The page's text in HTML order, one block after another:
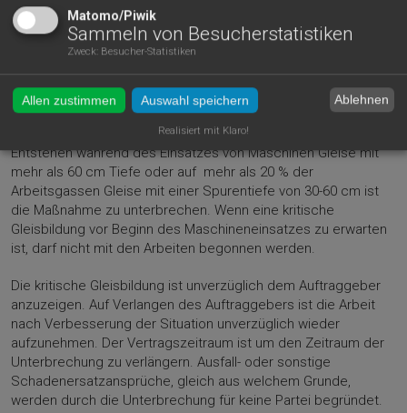
berechtigt, die Arbeiten aufgrund widriger
Witterungsverhältnisse zu unterbrechen, um Schäden im
Bestand und auf den Wegen zu vermeiden. Besonderes
Augenmerk ist auf den dauerhaften Erhalt der
forsttechnischen Befahrbarkeit des Feinerschließungsnetzes
zu legen.
Entstehen während des Einsatzes von Maschinen Gleise mit
mehr als 60 cm Tiefe oder auf mehr als 20 % der
Arbeitsgassen Gleise mit einer Spurentiefe von 30-60 cm ist
die Maßnahme zu unterbrechen. Wenn eine kritische
Gleisbildung vor Beginn des Maschineneinsatzes zu erwarten
ist, darf nicht mit den Arbeiten begonnen werden.
Die kritische Gleisbildung ist unverzüglich dem Auftraggeber
anzuzeigen. Auf Verlangen des Auftraggebers ist die Arbeit
nach Verbesserung der Situation unverzüglich wieder
aufzunehmen. Der Vertragszeitraum ist um den Zeitraum der
Unterbrechung zu verlängern. Ausfall- oder sonstige
Schadenersatzansprüche, gleich aus welchem Grunde,
werden durch die Unterbrechung für keine Partei begründet.
Matomo/Piwik
Sammeln von Besucherstatistiken
Zweck: Besucher-Statistiken
Allen zustimmen Auswahl speichern Ablehnen
Realisiert mit Klaro!